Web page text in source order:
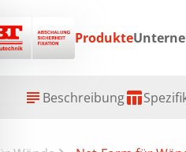
Produkte
subject Beschreibungtable_chart